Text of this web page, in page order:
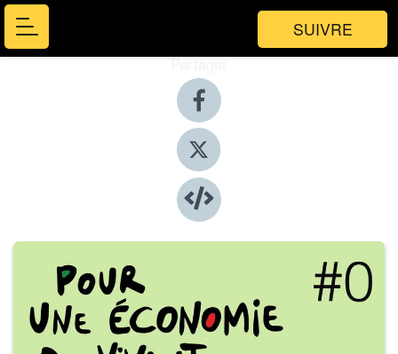
SUIVRE
Partager